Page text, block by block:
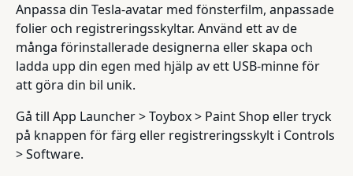
Anpassa din Tesla-avatar med fönsterfilm, anpassade
folier och registreringsskyltar. Använd ett av de
många förinstallerade designerna eller skapa och
ladda upp din egen med hjälp av ett USB-minne för
att göra din bil unik.
Gå till App Launcher > Toybox > Paint Shop eller tryck
på knappen för färg eller registreringsskylt i Controls
> Software.